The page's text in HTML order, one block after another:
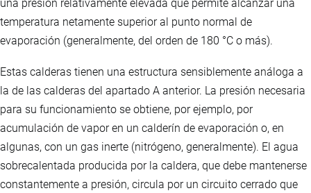
una presión relativamente elevada que permite alcanzar una
temperatura netamente superior al punto normal de
evaporación (generalmente, del orden de 180 °C o más).
Estas calderas tienen una estructura sensiblemente análoga a
la de las calderas del apartado A anterior. La presión necesaria
para su funcionamiento se obtiene, por ejemplo, por
acumulación de vapor en un calderín de evaporación o, en
algunas, con un gas inerte (nitrógeno, generalmente). El agua
sobrecalentada producida por la caldera, que debe mantenerse
constantemente a presión, circula por un circuito cerrado que